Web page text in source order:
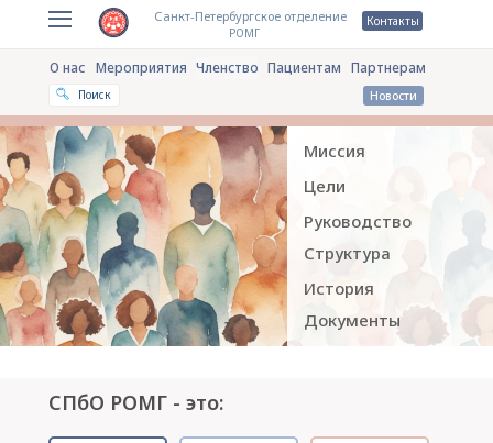
Санкт-Петербургское отделение
РОМГ
Контакты
О нас Членство
Поиск Новости
Партнерам
Пациентам
Мероприятия
Миссия
Цели
Структура
Руководство
История
Документы
СПбО РОМГ - это: